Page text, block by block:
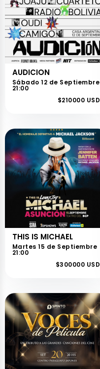
AUDICION
Sábado 12 de Septiembre
21:00
$210000 USD
THIS IS MICHAEL
Martes 15 de Septiembre
21:00
$300000 USD